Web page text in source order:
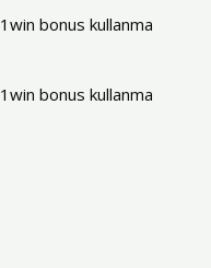
bonus kullanma
bonus kullanma